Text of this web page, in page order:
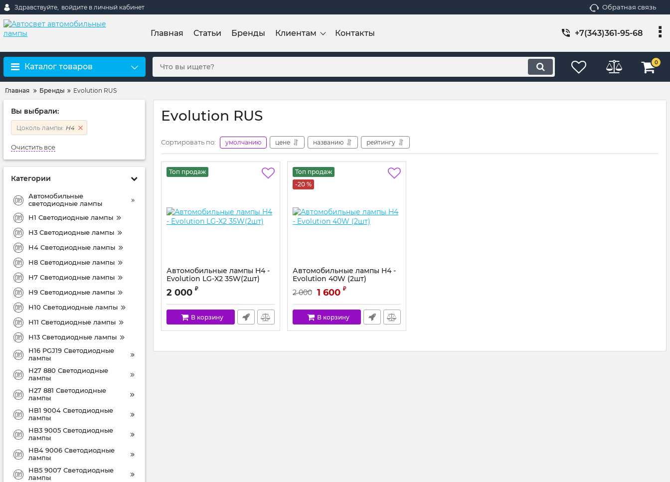
Здравствуйте, войдите в личный кабинет Обратная связь
Главная Статьи Бренды Клиентам Контакты +7(343)361-95-68
Каталог товаров 0
Главная Бренды Evolution RUS
Вы выбрали:
Цоколь лампы: H4
Очистить все
Категории
Автомобильные
светодиодные лампы
H1 Светодиодные лампы
H3 Светодиодные лампы
H4 Светодиодные лампы
H8 Светодиодные лампы
H7 Светодиодные лампы
H9 Светодиодные лампы
H10 Светодиодные лампы
H11 Светодиодные лампы
H13 Светодиодные лампы
H16 PGJ19 Светодиодные
лампы
H27 880 Светодиодные
лампы
H27 881 Светодиодные
лампы
HB1 9004 Светодиодные
лампы
HB3 9005 Светодиодные
лампы
HB4 9006 Светодиодные
лампы
HB5 9007 Светодиодные
лампы
Evolution RUS
Сортировать по: умолчанию цене названию рейтингу
Топ продаж
Автомобильные лампы H4 -
Evolution LG-X2 35W(2шт)
2 000 ₽
В корзину
Топ продаж
-20 %
Автомобильные лампы H4 -
Evolution 40W (2шт)
2 000 1 600 ₽
В корзину